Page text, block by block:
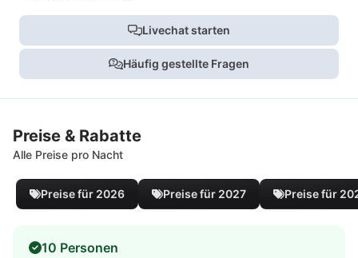
Livechat starten
Häufig gestellte Fragen
Preise & Rabatte
Alle Preise pro Nacht
Preise für 2026 Preise für 2027 Preise für
10 Personen